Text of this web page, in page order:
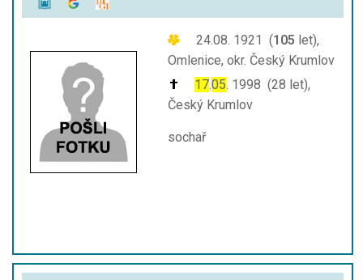
24.08. 1921 (105 let),
Omlenice, okr. Český Krumlov
17.05. 1998 (28 let),
Český Krumlov
sochař